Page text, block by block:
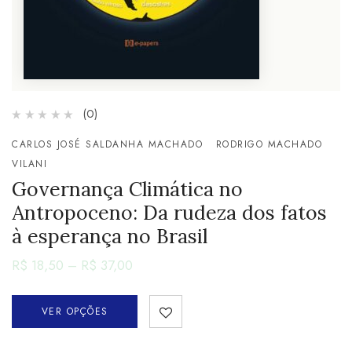
(0)
CARLOS JOSÉ SALDANHA MACHADO
RODRIGO MACHADO
VILANI
Governança Climática no
Antropoceno: Da rudeza dos fatos
à esperança no Brasil
R$ 18,50 – R$ 37,00
VER OPÇÕES